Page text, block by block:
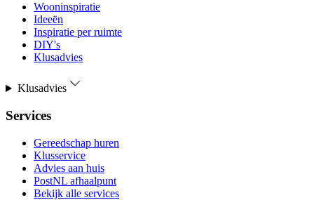
Wooninspiratie
Ideeën
Inspiratie per ruimte
DIY's
Klusadvies
Klusadvies
Services
Gereedschap huren
Klusservice
Advies aan huis
PostNL afhaalpunt
Bekijk alle services